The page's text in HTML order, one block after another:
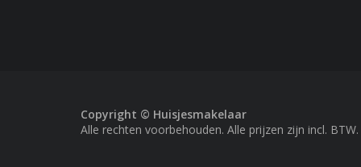
Copyright © Huisjesmakelaar
Alle rechten voorbehouden. Alle prijzen zijn incl. BTW.